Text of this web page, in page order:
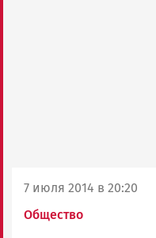
7 июля 2014 в 20:20
Общество